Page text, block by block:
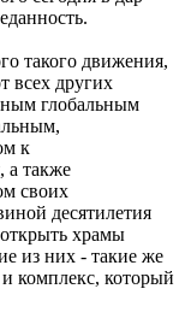
такого движения,
всех других
глобальным
к
а также
своих
десятилетия
храмы
из них - такие же
комплекс, который